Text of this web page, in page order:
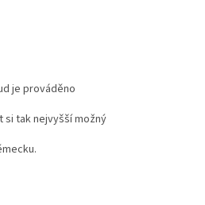
je prováděno
tak nejvyšší možný